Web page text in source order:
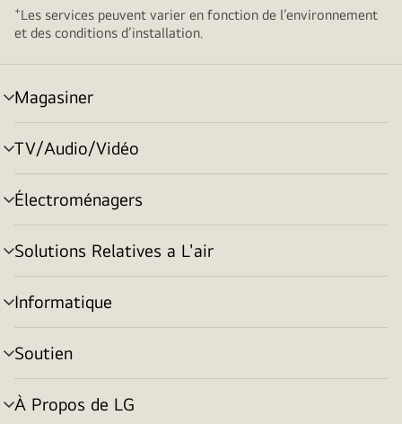
+Les services peuvent varier en fonction de l’environnement
et des conditions d’installation.
Magasiner
menu
basculement
TV/Audio/Vidéo
menu
basculement
Électroménagers
menu
basculement
Solutions Relatives a L'air
menu
basculement
Informatique
menu
basculement
Soutien
menu
basculement
À Propos de LG
menu